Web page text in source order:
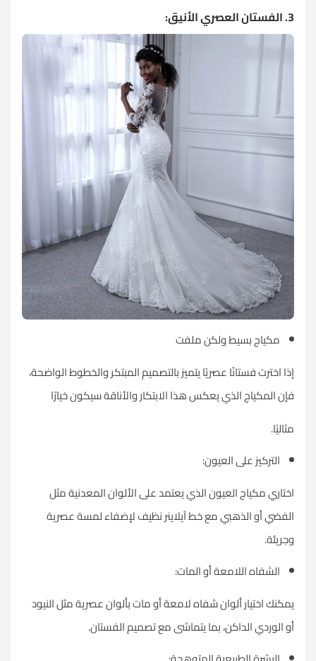
مكياج بسيط ولكن ملفت
اخترت فستانًا عصريًا يتميز بالتصميم المبتكر والخطوط الواضحة،
المكياج الذي يعكس هذا الابتكار والأناقة سيكون خيارًا
التركيز على العيون:
مكياج العيون الذي يعتمد على الألوان المعدنية مثل
أو الذهبي مع خط آيلاينر نظيف لإضفاء لمسة عصرية
الشفاه اللامعة أو المات:
اختيار ألوان شفاه لامعة أو مات بألوان عصرية مثل النيود
الوردي الداكن، بما يتماشى مع تصميم الفستان.